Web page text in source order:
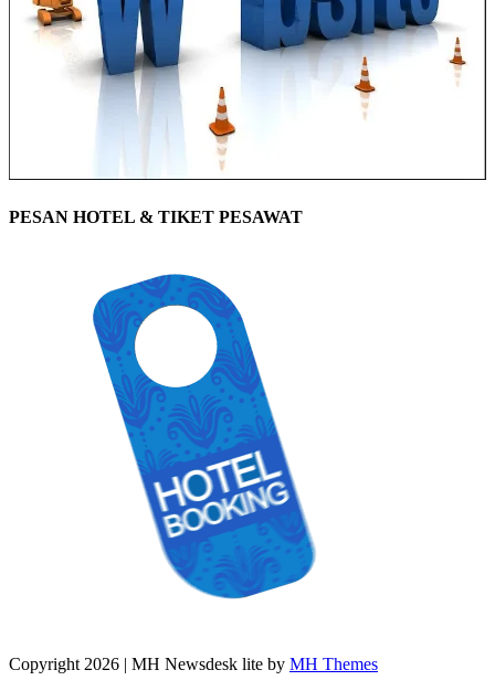
PESAN HOTEL & TIKET PESAWAT
Copyright 2026 | MH Newsdesk lite by MH Themes